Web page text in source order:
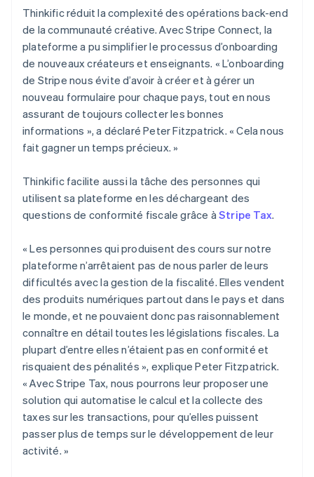
Thinkific réduit la complexité des opérations back-end
de la communauté créative. Avec Stripe Connect, la
plateforme a pu simplifier le processus d’onboarding
de nouveaux créateurs et enseignants. « L’onboarding
de Stripe nous évite d’avoir à créer et à gérer un
nouveau formulaire pour chaque pays, tout en nous
assurant de toujours collecter les bonnes
informations », a déclaré Peter Fitzpatrick. « Cela nous
fait gagner un temps précieux. »
Thinkific facilite aussi la tâche des personnes qui
utilisent sa plateforme en les déchargeant des
questions de conformité fiscale grâce à Stripe Tax.
« Les personnes qui produisent des cours sur notre
plateforme n’arrêtaient pas de nous parler de leurs
difficultés avec la gestion de la fiscalité. Elles vendent
des produits numériques partout dans le pays et dans
le monde, et ne pouvaient donc pas raisonnablement
connaître en détail toutes les législations fiscales. La
plupart d’entre elles n’étaient pas en conformité et
risquaient des pénalités », explique Peter Fitzpatrick.
« Avec Stripe Tax, nous pourrons leur proposer une
solution qui automatise le calcul et la collecte des
taxes sur les transactions, pour qu’elles puissent
passer plus de temps sur le développement de leur
activité. »